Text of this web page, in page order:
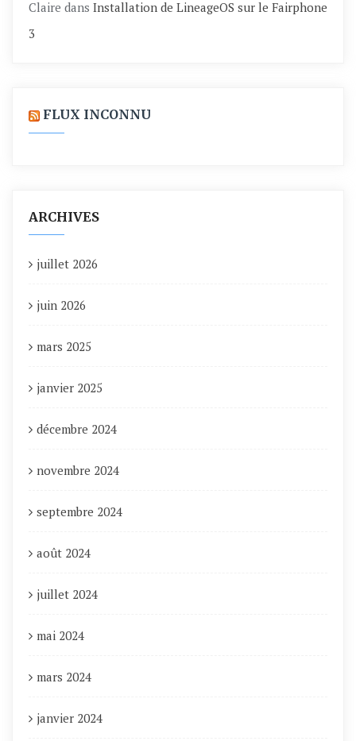
Claire dans Installation de LineageOS sur le Fairphone
3
FLUX INCONNU
ARCHIVES
juillet 2026
juin 2026
mars 2025
janvier 2025
décembre 2024
novembre 2024
septembre 2024
août 2024
juillet 2024
mai 2024
mars 2024
janvier 2024